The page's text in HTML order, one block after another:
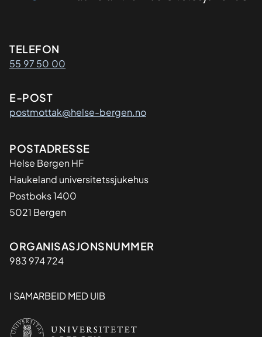
Kontaktinformasjon
TELEFON
55 97 50 00
E-POST
postmottak@helse-bergen.no
Adresse
POSTADRESSE
Helse Bergen HF
Haukeland universitetssjukehus
Postboks 1400
5021 Bergen
Organisasjon
ORGANISASJONSNUMMER
983 974 724
I SAMARBEID MED UIB